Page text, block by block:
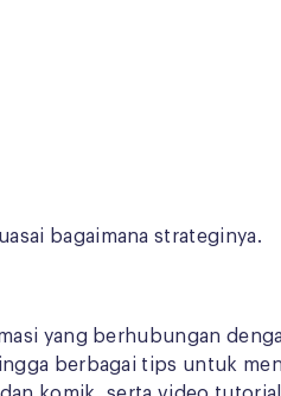
bagaimana strateginya.
yang berhubungan
berbagai tips untuk